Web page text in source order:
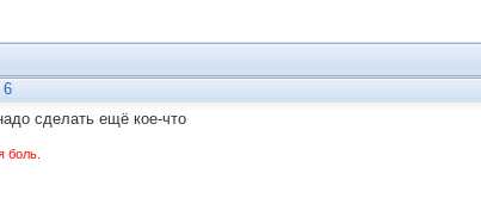
6
сделать ещё кое-что
боль.